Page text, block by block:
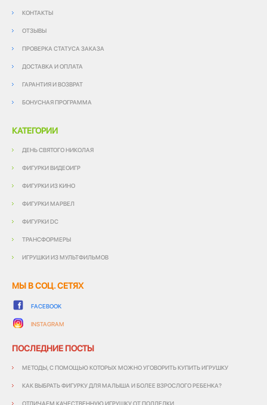
КОНТАКТЫ
ОТЗЫВЫ
ПРОВЕРКА СТАТУСА ЗАКАЗА
ДОСТАВКА И ОПЛАТА
ГАРАНТИЯ И ВОЗВРАТ
БОНУСНАЯ ПРОГРАММА
КАТЕГОРИИ
ДЕНЬ СВЯТОГО НИКОЛАЯ
ФИГУРКИ ВИДЕОИГР
ФИГУРКИ ИЗ КИНО
ФИГУРКИ МАРВЕЛ
ФИГУРКИ DC
ТРАНСФОРМЕРЫ
ИГРУШКИ ИЗ МУЛЬТФИЛЬМОВ
МЫ В СОЦ. СЕТЯХ
FACEBOOK
INSTAGRAM
ПОСЛЕДНИЕ ПОСТЫ
МЕТОДЫ, С ПОМОЩЬЮ КОТОРЫХ МОЖНО УГОВОРИТЬ КУПИТЬ ИГРУШКУ
КАК ВЫБРАТЬ ФИГУРКУ ДЛЯ МАЛЫША И БОЛЕЕ ВЗРОСЛОГО РЕБЕНКА?
ОТЛИЧАЕМ КАЧЕСТВЕННУЮ ИГРУШКУ ОТ ПОДДЕЛКИ